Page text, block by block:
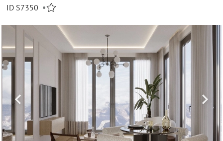
ID S7350 •